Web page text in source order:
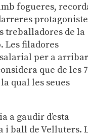
fogueres,
treballadores de la
Les filadores
per a
que de les
qual les seues
a gaudir d’esta
i ball de Velluters.